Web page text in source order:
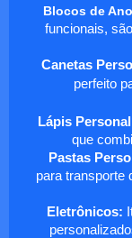
Blocos de
funcionais,
Canetas
perfeito
Lápis
que
Pastas
para transporte
Eletrônicos: